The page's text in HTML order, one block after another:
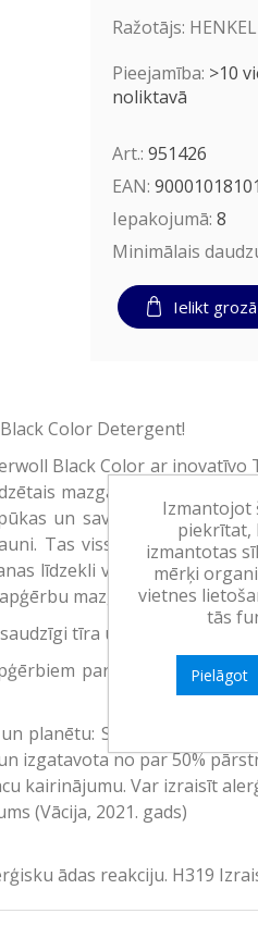
Ražotājs: HENKEL
Pieejamība: >10
noliktavā
Art.: 951426
EAN:
Iepakojumā: 8
Minimālais
Ielikt grozā
Color Detergent!
Black Color ar
mazgāšanas līdzeklis
un savēlumus, radot
Tas viss apvienojumā
līdzekli veļu var mazgāt
mazgāšanas līdzekli
tīra un atjauno
paredzēto
planētu: Sastāvā ir vairāk
izgatavota no par 50%
kairinājumu. Var izraisīt
(Vācija, 2021. gads)
ādas reakciju. H319
Izmantojot
piekrītat,
izmantotas
mērķi
vietnes
tās
Pielāgot